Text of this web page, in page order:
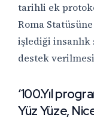
tarihli ek
Roma
işlediği insanlık
destek
‘100.Yıl
Yüz Yüze,